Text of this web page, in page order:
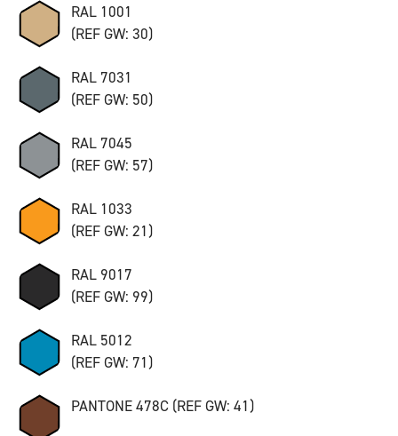
RAL 1001
(REF GW: 30)
RAL 7031
(REF GW: 50)
RAL 7045
(REF GW: 57)
RAL 1033
(REF GW: 21)
RAL 9017
(REF GW: 99)
RAL 5012
(REF GW: 71)
PANTONE 478C (REF GW: 41)